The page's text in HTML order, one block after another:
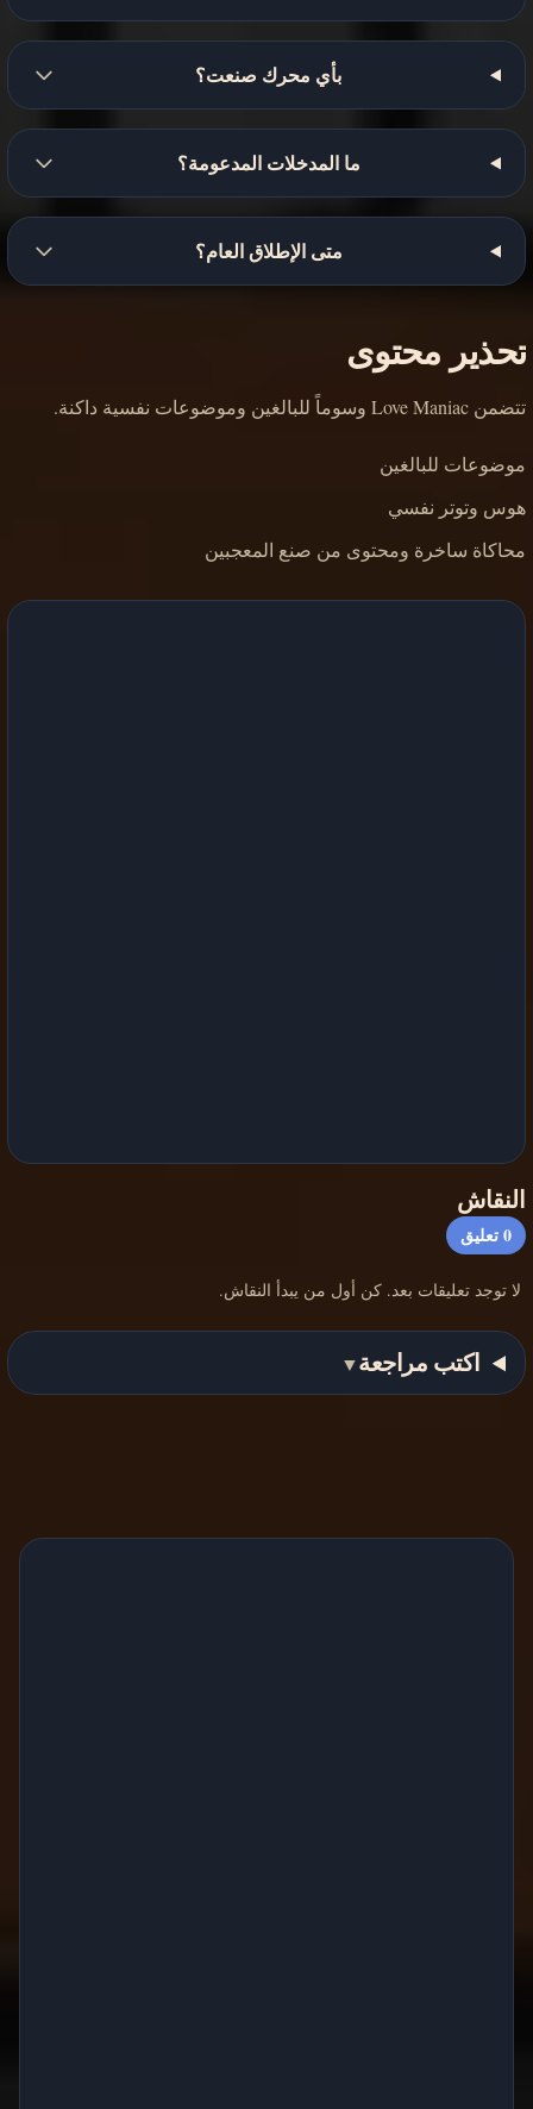
بأي محرك صنعت؟
ما المدخلات المدعومة؟
متى الإطلاق العام؟
تحذير محتوى
تتضمن Love Maniac وسوماً للبالغين وموضوعات نفسية داكنة.
موضوعات للبالغين
هوس وتوتر نفسي
محاكاة ساخرة ومحتوى من صنع المعجبين
النقاش
0تعليق
لا توجد تعليقات بعد. كن أول من يبدأ النقاش.
اكتب مراجعة▼